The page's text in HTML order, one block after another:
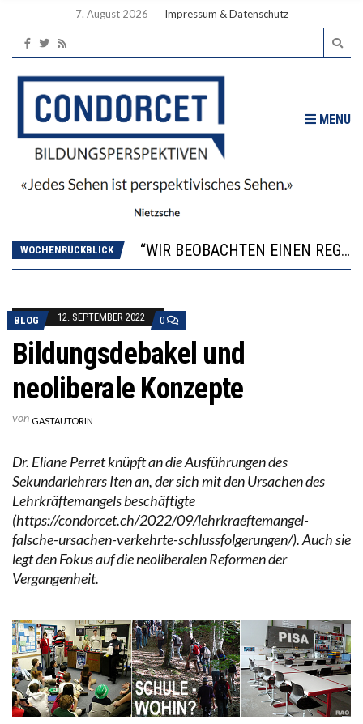
7. August 2026 Impressum & Datenschutz
MENU
WOCHENRÜCKBLICK
DIE VERSTÄRKTE HARMONISIERUNG IM SCHULWESEN VERRINGERT DAS INNOVATIONSPOTENZIAL
2’529 UNTERSCHRIFTEN FÜR «KEINE DIGITALEN GERÄTE IN DEN ERSTEN VIER PRIMARSCHULJAHREN» EINGEREICHT
BLOG 12. SEPTEMBER 2022 0
Bildungsdebakel und
neoliberale Konzepte
von GASTAUTORIN
Dr. Eliane Perret knüpft an die Ausführungen des
Sekundarlehrers Iten an, der sich mit den Ursachen des
Lehrkräftemangels beschäftigte
(https://condorcet.ch/2022/09/lehrkraeftemangel-
falsche-ursachen-verkehrte-schlussfolgerungen/). Auch sie
legt den Fokus auf die neoliberalen Reformen der
Vergangenheit.